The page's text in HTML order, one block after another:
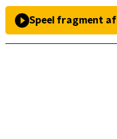
Speel fragment af